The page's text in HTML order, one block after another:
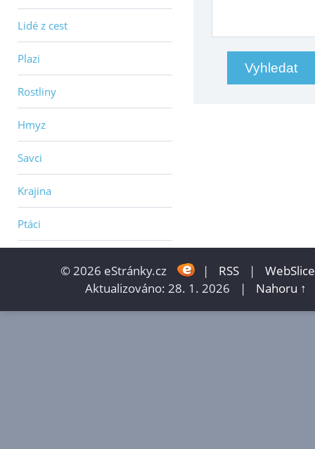
Lidé z cest
Plazi
Rostliny
Hmyz
Savci
Krajina
Ptáci
© 2026 eStránky.cz | RSS |
WebSlice
Aktualizováno: 28. 1. 2026
| Nahoru ↑